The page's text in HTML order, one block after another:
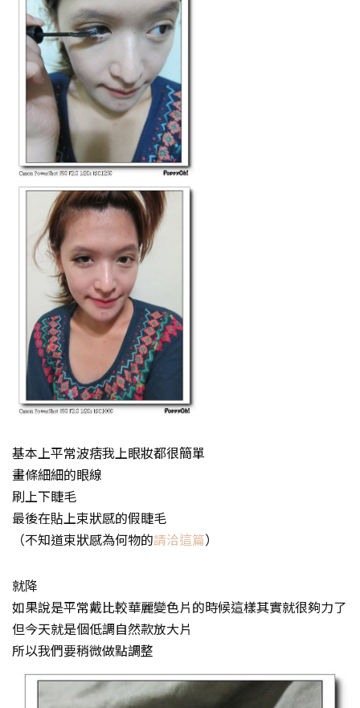
基本上平常波痞我上眼妝都很簡單
畫條細細的眼線
刷上下睫毛
最後在貼上束狀感的假睫毛
（不知道束狀感為何物的請洽這篇）
就降
如果說是平常戴比較華麗變色片的時候這樣其實就很夠力了
但今天就是個低調自然款放大片
所以我們要稍微做點調整